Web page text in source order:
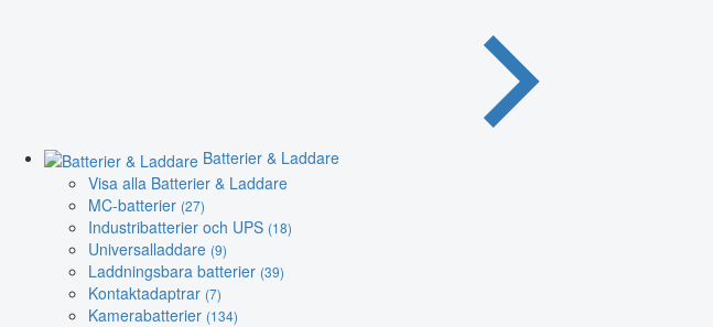
Batterier & Laddare
Visa alla Batterier & Laddare
MC-batterier (27)
Industribatterier och UPS (18)
Universalladdare (9)
Laddningsbara batterier (39)
Kontaktadaptrar (7)
Kamerabatterier (134)